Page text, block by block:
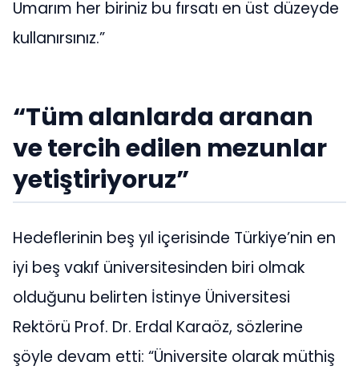
Umarım her biriniz bu fırsatı en üst düzeyde
kullanırsınız.”
“Tüm alanlarda aranan
ve tercih edilen mezunlar
yetiştiriyoruz”
Hedeflerinin beş yıl içerisinde Türkiye’nin en
iyi beş vakıf üniversitesinden biri olmak
olduğunu belirten İstinye Üniversitesi
Rektörü Prof. Dr. Erdal Karaöz, sözlerine
şöyle devam etti: “Üniversite olarak müthiş